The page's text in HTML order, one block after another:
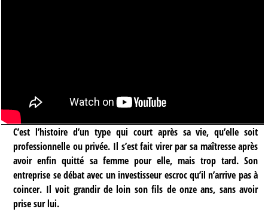
C’est l’histoire d’un type qui court après sa vie, qu’elle soit
professionnelle ou privée. Il s’est fait virer par sa maîtresse après
avoir enfin quitté sa femme pour elle, mais trop tard. Son
entreprise se débat avec un investisseur escroc qu’il n’arrive pas à
coincer. Il voit grandir de loin son fils de onze ans, sans avoir
prise sur lui.